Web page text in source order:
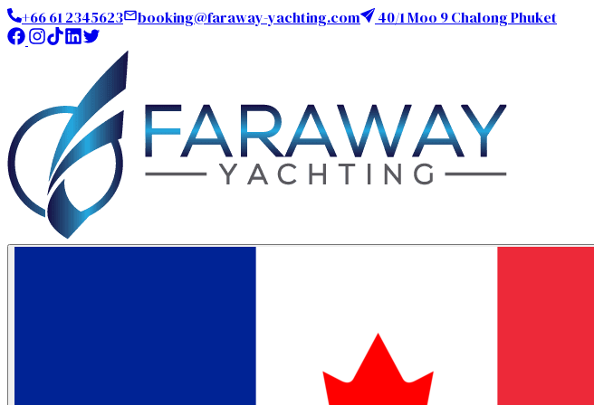
+66 61 2345623 booking@faraway-yachting.com 40/1 Moo 9 Chalong Phuket